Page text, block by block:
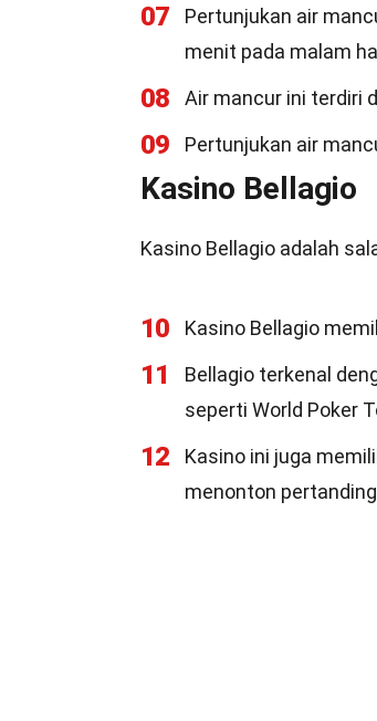
07
Pertunjukan air
menit pada malam
08 Air mancur ini terdiri
09 Pertunjukan air
Kasino Bellagio
Kasino Bellagio adalah
10 Kasino Bellagio
11
Bellagio terkenal
seperti World Poker
12
Kasino ini juga
menonton